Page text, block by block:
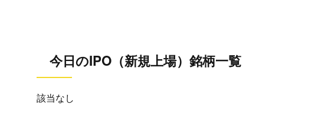
今日のIPO（新規上場）銘柄一覧
該当なし